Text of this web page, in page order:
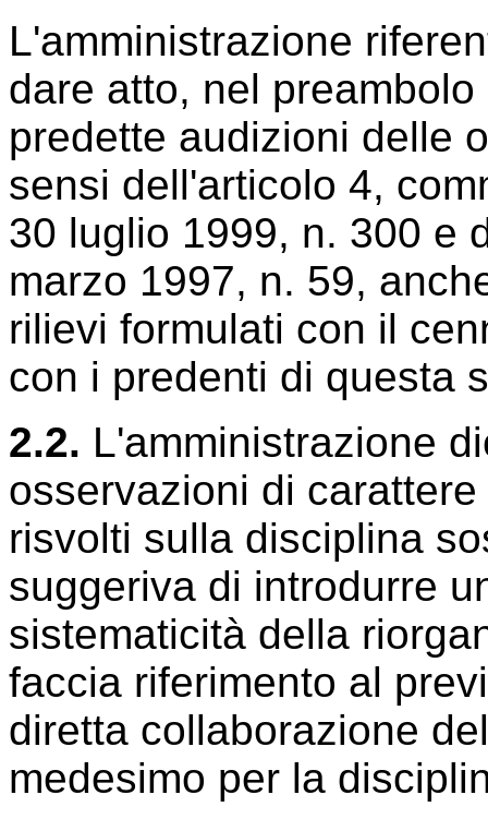
L'amministrazione
dare atto, nel
predette audizioni delle
sensi dell'articolo 4,
30 luglio 1999, n. 300 e
marzo 1997, n. 59,
rilievi formulati con il
con i predenti di questa
2.2. L'amministrazione
osservazioni di
risvolti sulla disciplina
suggeriva di introdurre
sistematicità della
faccia riferimento al
diretta collaborazione
medesimo per la